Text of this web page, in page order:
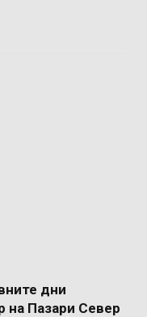
дни
на Пазари Север